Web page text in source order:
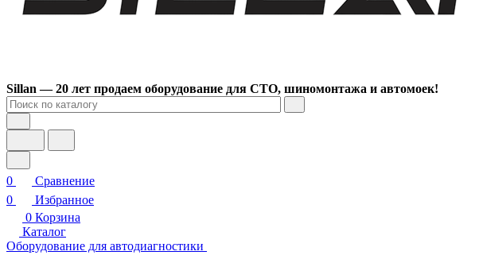
Sillan — 20 лет продаем оборудование для СТО, шиномонтажа и автомоек!
0
Сравнение
0
Избранное
0 Корзина
Каталог
Оборудование для автодиагностики